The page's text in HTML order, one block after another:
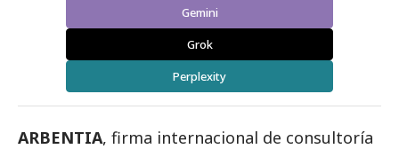
Gemini
Grok
Perplexity
ARBENTIA, firma internacional de consultoría